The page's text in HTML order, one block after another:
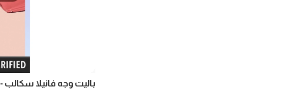
باليت وجه فانيلا سكالب - 36 جم